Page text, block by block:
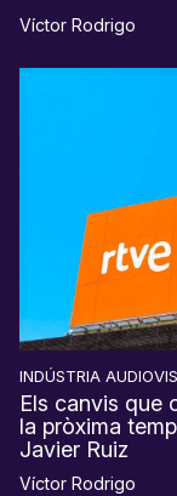
Víctor Rodrigo
INDÚSTRIA
Els canvis que
la pròxima
Javier Ruiz
Víctor Rodrigo